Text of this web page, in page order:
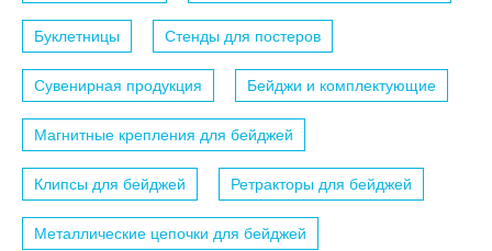
Буклетницы Стенды для постеров
Сувенирная продукция Бейджи и комплектующие
Магнитные крепления для бейджей
Клипсы для бейджей Ретракторы для бейджей
Металлические цепочки для бейджей